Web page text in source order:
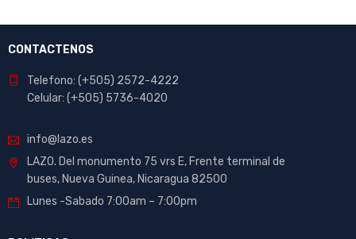
CONTACTENOS
Telefono: (+505) 2572-4222
Celular: (+505) 5736-4020
info@lazo.es
LAZO. Del monumento 75 vrs E, Frente terminal de
buses, Nueva Guinea, Nicaragua 82500
Lunes -Sabado 7:00am – 7:00pm